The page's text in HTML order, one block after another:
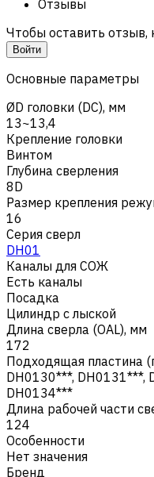
Отзывы
Чтобы оставить отзыв,
Войти
Основные параметры
ØD головки (DC), мм
13~13,4
Крепление головки
Винтом
Глубина сверления
8D
Размер крепления
16
Серия сверл
DH01
Каналы для СОЖ
Есть каналы
Посадка
Цилиндр с лыской
Длина сверла (OAL), мм
172
Подходящая пластина
DH0130***, DH0131***,
DH0134***
Длина рабочей части
124
Особенности
Нет значения
Бренд